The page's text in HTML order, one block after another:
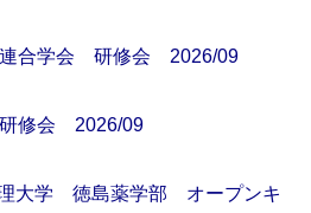
連合学会 研修会 2026/09
修会 2026/09
大学 徳島薬学部 オープンキ